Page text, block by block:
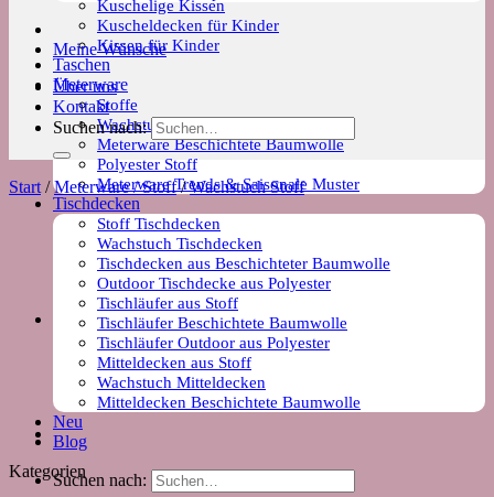
Kuschelige Kissen
Kuscheldecken für Kinder
Kissen für Kinder
Taschen
Meterware
Stoffe
Wachstuch Stoff
Meterware Beschichtete Baumwolle
Polyester Stoff
Meterware Trends & Saisonale Muster
Tischdecken
Stoff Tischdecken
Wachstuch Tischdecken
Tischdecken aus Beschichteter Baumwolle
Outdoor Tischdecke aus Polyester
Tischläufer aus Stoff
Tischläufer Beschichtete Baumwolle
Tischläufer Outdoor aus Polyester
Mitteldecken aus Stoff
Wachstuch Mitteldecken
Mitteldecken Beschichtete Baumwolle
Neu
Blog
Suchen nach:
Meine Wünsche
Über uns
Kontakt
Suchen nach:
Start / Meterware / Stoff / Wachstuch Stoff
Kategorien